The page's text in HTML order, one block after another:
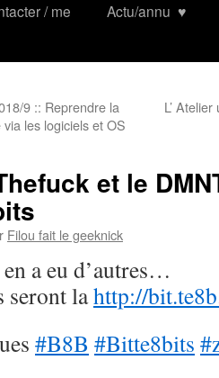
/ me
Actu/annu ♥
9 :: Reprendre la
les logiciels et OS
L’
et le
Filou fait le geeknick
a eu d’autres…
seront lahttp://
#B8B #Bitte8bits